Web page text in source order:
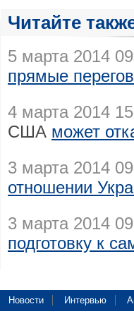
Читайте
5 марта 2014
прямые
4 марта 2014
США может
3 марта 2014
отношении
3 марта 2014
подготовку к
Новости Интервью